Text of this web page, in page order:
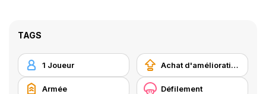
TAGS
1 Joueur Achat d'améliorations
Armée Défilement